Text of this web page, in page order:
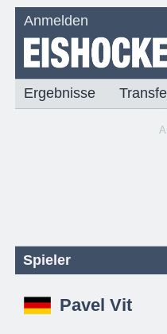
Anmelden
Ergebnisse
Spieler
Pavel Vit